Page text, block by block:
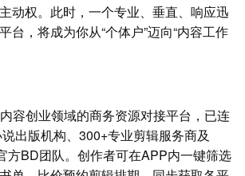
动权。此时，一个专业、垂直、响应迅
台，将成为你从“个体户”迈向“内容工作
容创业领域的商务资源对接平台，已连
出版机构、300+专业剪辑服务商及
方BD团队。创作者可在APP内一键筛选